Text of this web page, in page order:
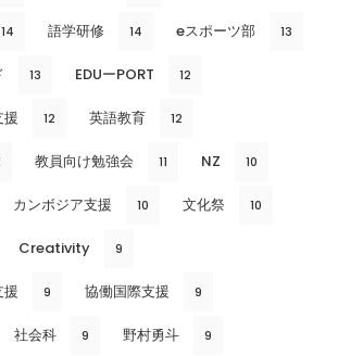
14 語学研修 14 eスポーツ部 13
13 EDUーPORT 12
援 12 英語教育 12
教員向け勉強会 11 NZ 10
カンボジア支援 10 文化祭 10
Creativity 9
9 協働国際支援 9
社会科 9 野村勇斗 9